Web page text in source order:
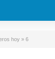
hoy » 6